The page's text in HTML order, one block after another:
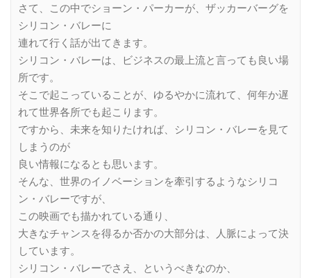
さて、この中でショーン・パーカーが、ザッカーバーグを
シリコン・バレーに
連れて行く話が出てきます。
シリコン・バレーは、ビジネスの最上流と言っても良い場
所です。
そこで起こっていることが、ゆるやかに流れて、何年か遅
れて世界各所でも起こります。
ですから、未来を知りたければ、シリコン・バレーを見て
しまうのが
良い情報になるとも思います。
そんな、世界のイノベーションを牽引するようなシリコ
ン・バレーですが、
この映画でも描かれている通り、
大きなチャンスを得るか否かの大部分は、人脈によって決
しています。
シリコン・バレーでさえ、というべきなのか、